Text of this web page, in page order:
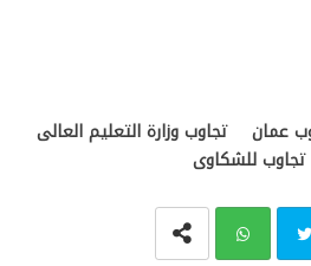
عمان
تجاوب وزارة التعليم العالى
للشكاوى